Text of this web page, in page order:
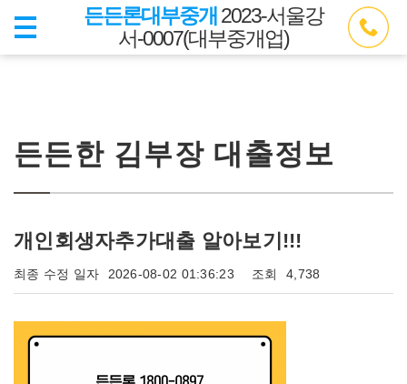
든든론대부중개 2023-서울강
서-0007(대부중개업)
든든한 김부장 대출정보
개인회생자추가대출 알아보기!!!
최종 수정 일자 2026-08-02 01:36:23 조회 4,738